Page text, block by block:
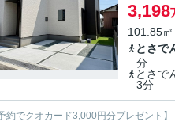
3,198
101.85
とさで
分
とさで
3分
約でクオカード3,000円分プレゼント